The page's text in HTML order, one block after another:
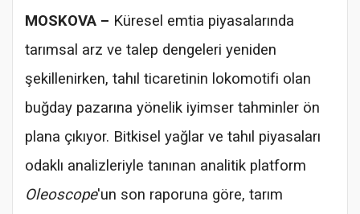
MOSKOVA – Küresel emtia piyasalarında
tarımsal arz ve talep dengeleri yeniden
şekillenirken, tahıl ticaretinin lokomotifi olan
buğday pazarına yönelik iyimser tahminler ön
plana çıkıyor. Bitkisel yağlar ve tahıl piyasaları
odaklı analizleriyle tanınan analitik platform
Oleoscope'un son raporuna göre, tarım